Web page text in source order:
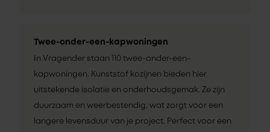
Twee-onder-een-kapwoningen
In Vragender staan 110 twee-onder-een-
kapwoningen. Kunststof kozijnen bieden hier
uitstekende isolatie en onderhoudsgemak. Ze zijn
duurzaam en weerbestendig, wat zorgt voor een
langere levensduur van je project. Perfect voor een